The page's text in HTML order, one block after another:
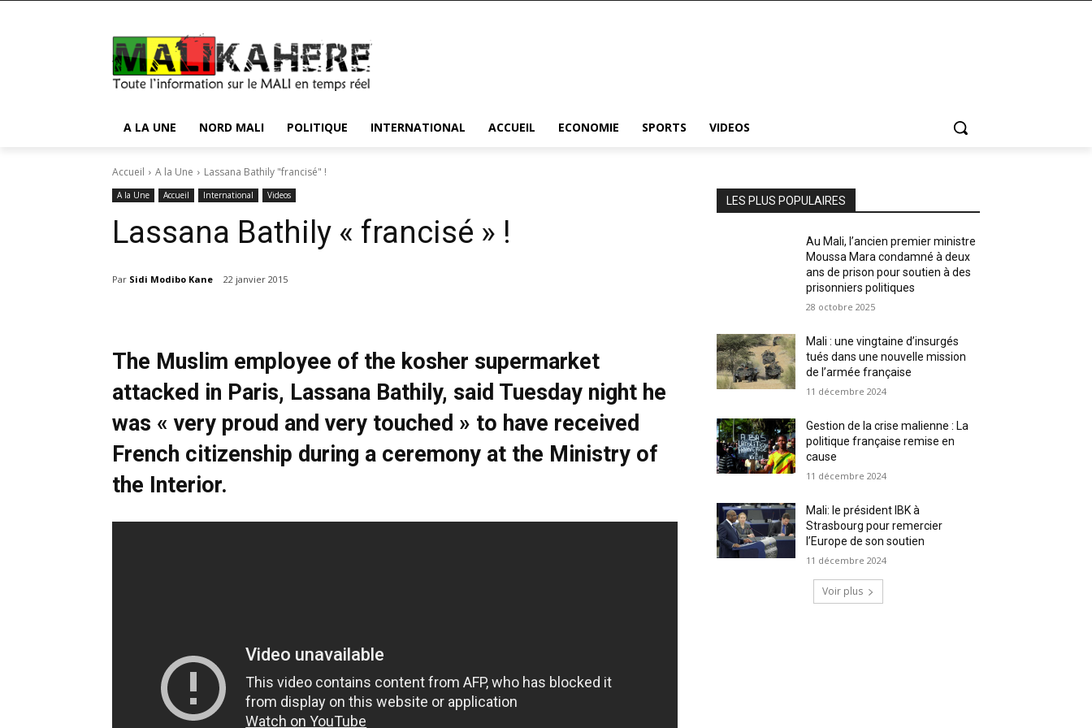
A LA UNE NORD MALI POLITIQUE INTERNATIONAL ACCUEIL ECONOMIE SPORTS VIDEOS
Accueil A la Une Lassana Bathily "francisé" !
A la Une Accueil International Videos
Lassana Bathily « francisé » !
Par Sidi Modibo Kane 22 janvier 2015
The Muslim employee of the kosher supermarket
attacked in Paris, Lassana Bathily, said Tuesday night he
was « very proud and very touched » to have received
French citizenship during a ceremony at the Ministry of
the Interior.
LES PLUS POPULAIRES
Au Mali, l’ancien premier ministre
Moussa Mara condamné à deux
ans de prison pour soutien à des
prisonniers politiques
28 octobre 2025
Mali : une vingtaine d’insurgés
tués dans une nouvelle mission
de l’armée française
11 décembre 2024
Gestion de la crise malienne : La
politique française remise en
cause
11 décembre 2024
Mali: le président IBK à
Strasbourg pour remercier
l’Europe de son soutien
11 décembre 2024
Voir plus